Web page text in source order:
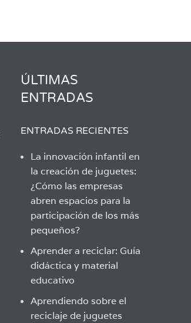
ÚLTIMAS
ENTRADAS
ENTRADAS RECIENTES
La innovación infantil en
la creación de juguetes:
¿Cómo las empresas
abren espacios para la
participación de los más
pequeños?
Aprender a reciclar: Guía
didáctica y material
educativo
Aprendiendo sobre el
reciclaje de juguetes